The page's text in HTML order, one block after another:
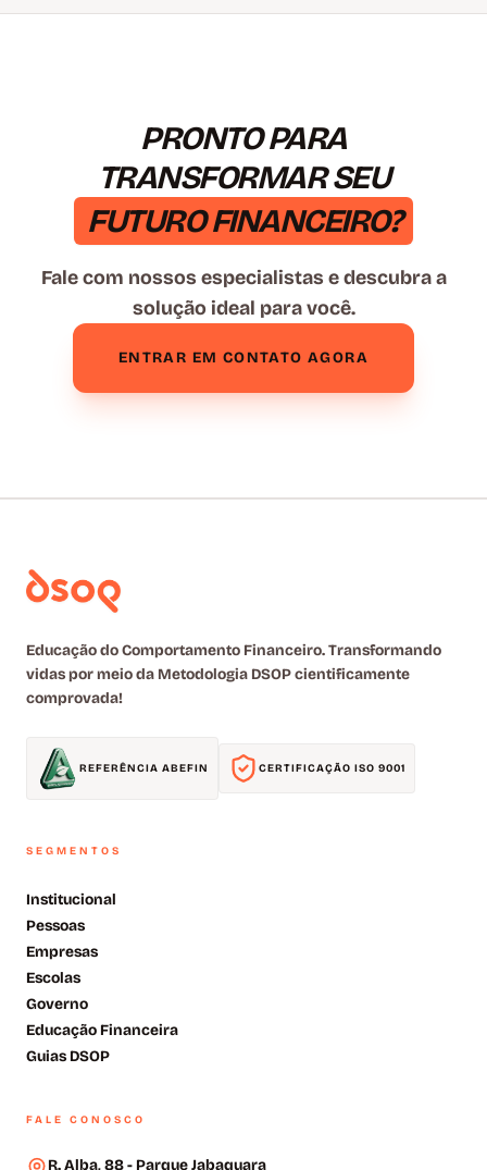
PRONTO PARA
TRANSFORMAR SEU
FUTURO FINANCEIRO?
Fale com nossos especialistas e descubra a
solução ideal para você.
ENTRAR EM CONTATO AGORA
Educação do Comportamento Financeiro. Transformando
vidas por meio da Metodologia DSOP cientificamente
comprovada!
REFERÊNCIA ABEFIN CERTIFICAÇÃO ISO 9001
SEGMENTOS
Institucional
Pessoas
Empresas
Escolas
Governo
Educação Financeira
Guias DSOP
FALE CONOSCO
R. Alba, 88 - Parque Jabaquara